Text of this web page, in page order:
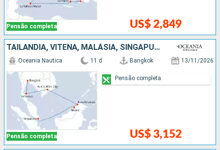
Pensão completa US$ 2,849
TAILÃNDIA, VITENÃ, MALÁSIA, SINGAPURA
Pensão completa
Oceania Nautica 11 d Bangkok 13/11/2026
US$ 3,152
Pensão completa